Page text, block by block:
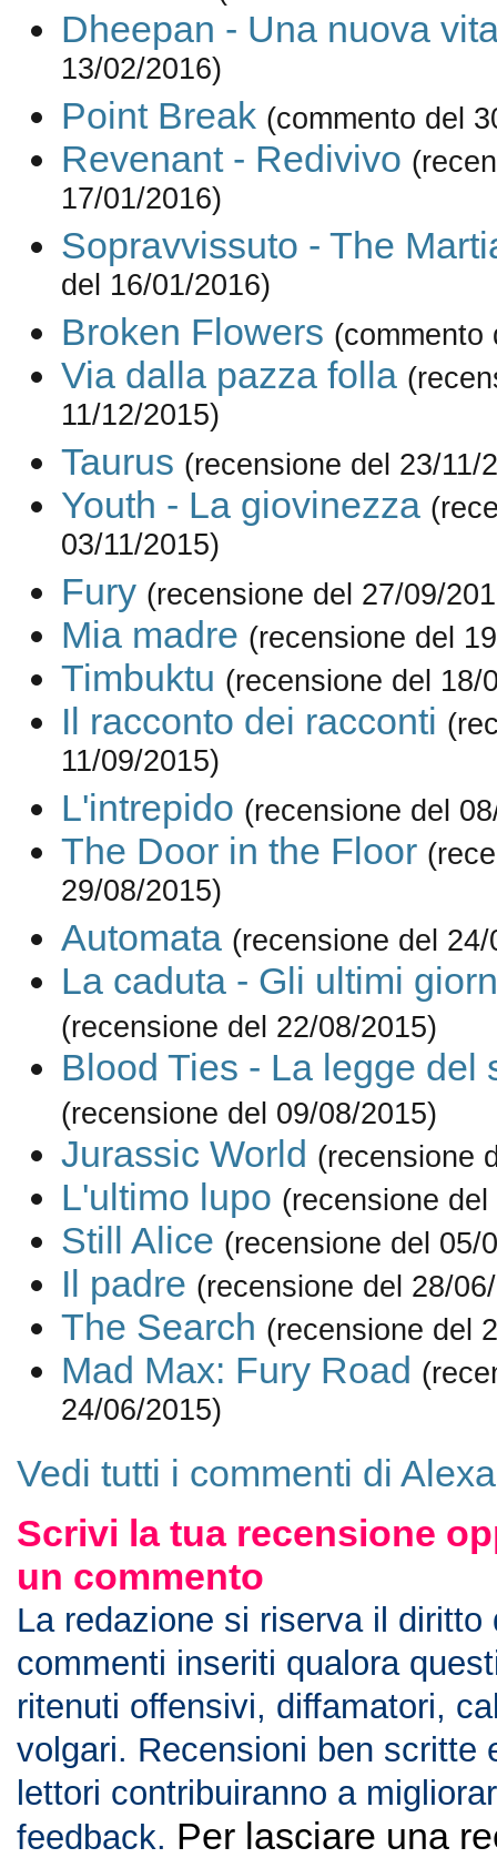
Dheepan - Una nuova
13/02/2016)
Point Break (commento del
Revenant - Redivivo
17/01/2016)
Sopravvissuto - The
del 16/01/2016)
Broken Flowers (commento
Via dalla pazza folla
11/12/2015)
Taurus (recensione del 23/11/
Youth - La giovinezza
03/11/2015)
Fury (recensione del 27/09/
Mia madre (recensione del
Timbuktu (recensione del 18/
Il racconto dei racconti
11/09/2015)
L'intrepido (recensione del
The Door in the Floor
29/08/2015)
Automata (recensione del
La caduta - Gli ultimi
(recensione del 22/08/2015)
Blood Ties - La legge del
(recensione del 09/08/2015)
Jurassic World (recensione
L'ultimo lupo (recensione
Still Alice (recensione del 05/
Il padre (recensione del 28/
The Search (recensione del
Mad Max: Fury Road
24/06/2015)
Vedi tutti i commenti di
Scrivi la tua recensione
un commento
La redazione si riserva il diritto
commenti inseriti qualora
ritenuti offensivi, diffamatori,
volgari. Recensioni ben scritte
lettori contribuiranno a
feedback. Per lasciare una